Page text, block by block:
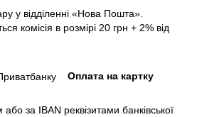
у відділенні «Нова Пошта».
комісія в розмірі 20 грн + 2% від
Оплата на картку
за IBAN реквізитами банківської